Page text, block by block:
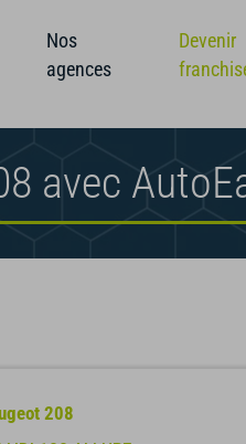
Nos
agences
Devenir
avec
208